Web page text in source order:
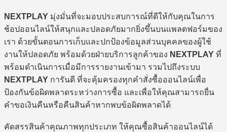
NEXTPLAY มุ่งมั่นที่จะมอบประสบการณ์ที่ดีให้กับคุณในการ
ช้อปออนไลน์ให้สนุกและปลอดภัยมากยิ่งขึ้นบนแพลตฟอร์มของ
เรา ด้วยขั้นตอนการเก็บและปกป้องข้อมูลส่วนบุคคลของผู้ใช้
งานให้ปลอดภัย พร้อมด้วยฝ่ายบริการลูกค้าของ NEXTPLAY ที่
พร้อมดำเนินการเมื่อมีการรายงานเข้ามา รวมไปถึงระบบ
NEXTPLAY การันตี ที่จะคุ้มครองทุกคำสั่งซื้อออนไลน์เพื่อ
ป้องกันข้อผิดพลาดระหว่างการซื้อ และเพื่อให้คุณสามารถยื่น
คำขอเงินคืนหรือคืนสินค้าหากพบข้อผิดพลาดได้
คัดสรรสินค้าคุณภาพทุกประเภท ให้คุณซื้อสินค้าออนไลน์ได้